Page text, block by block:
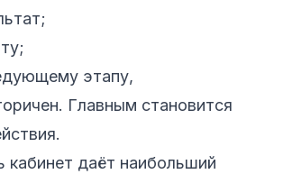
этапу,
Главным становится
кабинет даёт наибольший